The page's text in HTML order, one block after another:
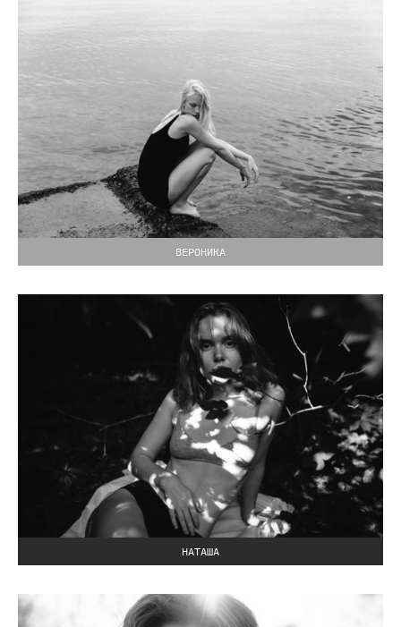
ВЕРОНИКА
НАТАША